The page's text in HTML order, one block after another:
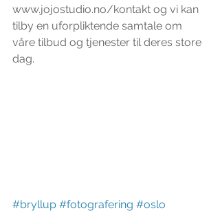
www.jojostudio.no/kontakt og vi kan
tilby en uforpliktende samtale om
våre tilbud og tjenester til deres store
dag.
#bryllup #fotografering #oslo